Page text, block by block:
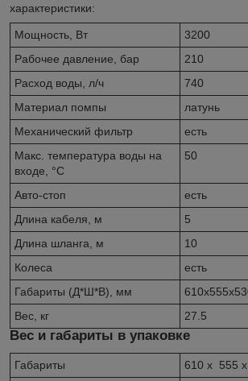
характеристики:
Мощность, Вт
3200
Рабочее давление, бар
210
Расход воды, л/ч
740
Материал помпы
латунь
Механический фильтр
есть
Макс. температура воды на
входе, °С
50
Авто-стоп
есть
Длина кабеля, м
5
Длина шланга, м
10
Колеса
есть
Габариты (Д*Ш*В), мм
Вес, кг
27.5
Вес и габариты в упаковке
Габариты
610 x 555